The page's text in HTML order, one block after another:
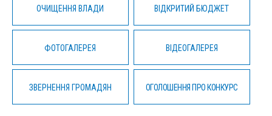
ОЧИЩЕННЯ ВЛАДИ ВІДКРИТИЙ БЮДЖЕТ
ФОТОГАЛЕРЕЯ ВІДЕОГАЛЕРЕЯ
ЗВЕРНЕННЯ ГРОМАДЯН ОГОЛОШЕННЯ ПРО КОНКУРС